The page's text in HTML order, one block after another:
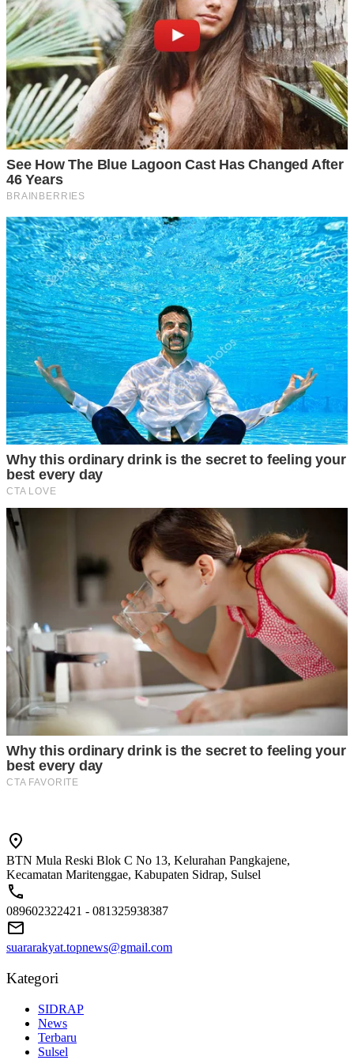
BTN Mula Reski Blok C No 13, Kelurahan Pangkajene,
Kecamatan Maritenggae, Kabupaten Sidrap, Sulsel
089602322421 - 081325938387
suararakyat.topnews@gmail.com
Kategori
SIDRAP
News
Terbaru
Sulsel